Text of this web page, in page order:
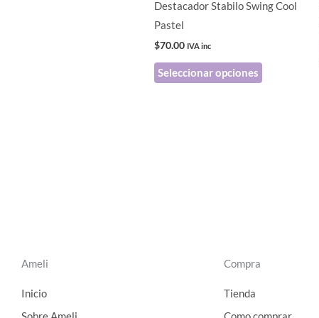
Destacador Stabilo Swing Cool
Pastel
$70.00 IVA inc
Seleccionar opciones
Ameli
Inicio
Compra
Tienda